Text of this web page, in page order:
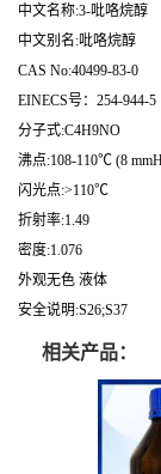
中文名称:3-吡咯烷醇
中文别名:吡咯烷醇
CAS No:40499-83-0
EINECS号：254-944-5
分子式:C4H9NO
沸点:108-110℃ (8
闪光点:>110℃
折射率:1.49
密度:1.076
外观无色 液体
安全说明:S26;S37
相关产品：